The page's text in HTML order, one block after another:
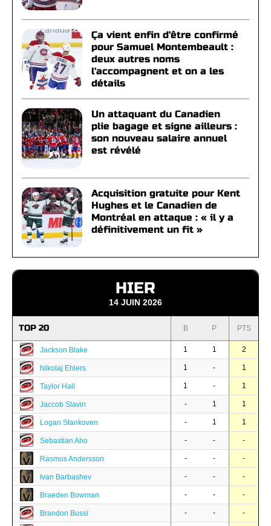
Ça vient enfin d'être confirmé
pour Samuel Montembeault :
deux autres noms
l'accompagnent et on a les
détails
Un attaquant du Canadien
plie bagage et signe ailleurs :
son nouveau salaire annuel
est révélé
Acquisition gratuite pour Kent
Hughes et le Canadien de
Montréal en attaque : « il y a
définitivement un fit »
HIER
14 JUIN 2026
TOP 20 B P PTS
Jackson Blake 1 1 2
Nikolaj Ehlers 1 - 1
Taylor Hall 1 - 1
Jaccob Slavin - 1 1
Logan Stankoven - 1 1
Sebastian Aho - - -
Rasmus Andersson - - -
Ivan Barbashev - - -
Braeden Bowman - - -
Brandon Bussi - - -